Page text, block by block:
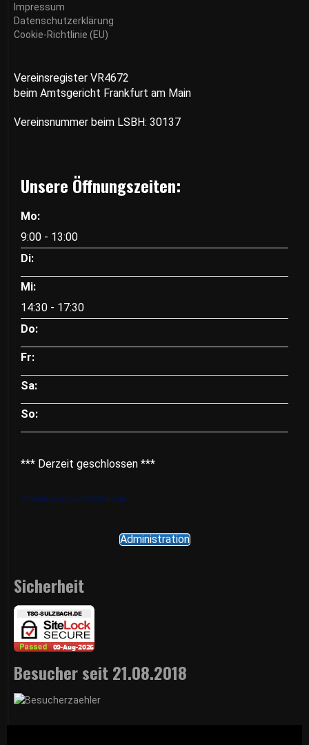
Impressum
Datenschutzerklärung
Cookie-Richtlinie (EU)
Vereinsregister VR4672
beim Amtsgericht Frankfurt am Main
Vereinsnummer beim LSBH: 30137
Unsere Öffnungszeiten:
Mo:
9:00 - 13:00
Di:
Mi:
14:30 - 17:30
Do:
Fr:
Sa:
So:
*** Derzeit geschlossen ***
Powered by crosswordsolver.com
Administration
Sicherheit
Besucher seit 21.08.2018